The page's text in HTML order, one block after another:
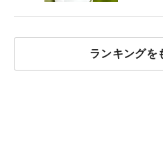
ランキングを